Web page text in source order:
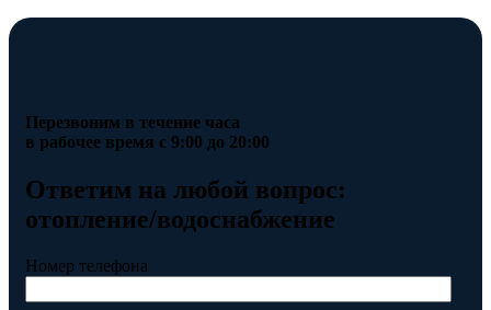
Перезвоним в течение часа
в рабочее время с 9:00 до 20:00
Ответим на любой вопрос:
отопление/водоснабжение
Номер телефона